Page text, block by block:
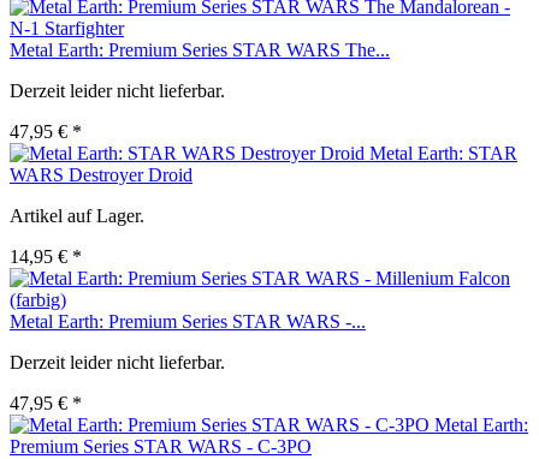
Metal Earth: Premium Series STAR WARS The...
Derzeit leider nicht lieferbar.
47,95 € *
Metal Earth: STAR
WARS Destroyer Droid
Artikel auf Lager.
14,95 € *
Metal Earth: Premium Series STAR WARS -...
Derzeit leider nicht lieferbar.
47,95 € *
Metal Earth:
Premium Series STAR WARS - C-3PO